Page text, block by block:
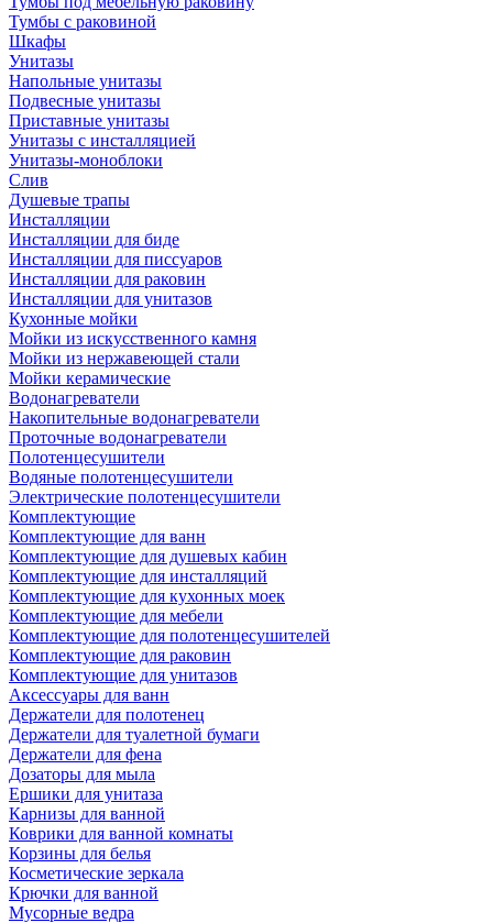
Тумбы с раковиной
Шкафы
Унитазы
Напольные унитазы
Подвесные унитазы
Приставные унитазы
Унитазы с инсталляцией
Унитазы-моноблоки
Слив
Душевые трапы
Инсталляции
Инсталляции для биде
Инсталляции для писсуаров
Инсталляции для раковин
Инсталляции для унитазов
Кухонные мойки
Мойки из искусственного камня
Мойки из нержавеющей стали
Мойки керамические
Водонагреватели
Накопительные водонагреватели
Проточные водонагреватели
Полотенцесушители
Водяные полотенцесушители
Электрические полотенцесушители
Комплектующие
Комплектующие для ванн
Комплектующие для душевых кабин
Комплектующие для инсталляций
Комплектующие для кухонных моек
Комплектующие для мебели
Комплектующие для полотенцесушителей
Комплектующие для раковин
Комплектующие для унитазов
Аксессуары для ванн
Держатели для полотенец
Держатели для туалетной бумаги
Держатели для фена
Дозаторы для мыла
Ершики для унитаза
Карнизы для ванной
Коврики для ванной комнаты
Корзины для белья
Косметические зеркала
Крючки для ванной
Мусорные ведра